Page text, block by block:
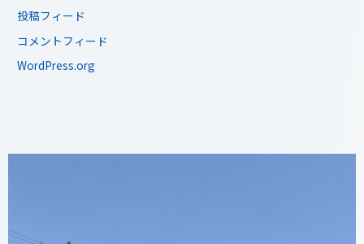
投稿フィード
コメントフィード
WordPress.org